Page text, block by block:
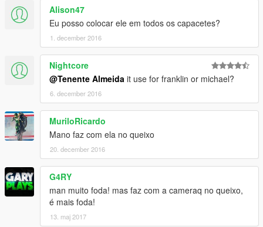
Alison47
Eu posso colocar ele em todos os capacetes?
1. december 2016
Nightcore
@Tenente Almeida it use for franklin or michael?
6. december 2016
MuriloRicardo
Mano faz com ela no queixo
20. december 2016
G4RY
man muito foda! mas faz com a cameraq no queixo,
é mais foda!
13. maj 2017